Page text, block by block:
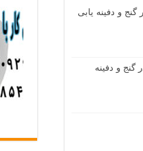
و دفینه یابی
و دفینه